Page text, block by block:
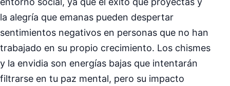
la alegría que emanas pueden despertar
sentimientos negativos en personas que no han
trabajado en su propio crecimiento. Los chismes
y la envidia son energías bajas que intentarán
filtrarse en tu paz mental, pero su impacto